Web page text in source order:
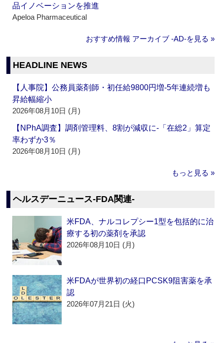
品イノベーションを推進
Apeloa Pharmaceutical
おすすめ情報 アーカイブ ‐AD‐を見る »
HEADLINE NEWS
【人事院】公務員薬剤師・初任給9800円増‐5年連続増も
昇給幅縮小
2026年08月10日 (月)
【NPhA調査】調剤管理料、8割が減収に‐「在総2」算定
率わずか3％
2026年08月10日 (月)
もっと見る »
ヘルスデーニュース‐FDA関連‐
米FDA、ナルコレプシー1型を包括的に治
療する初の薬剤を承認
2026年08月10日 (月)
米FDAが世界初の経口PCSK9阻害薬を承
認
2026年07月21日 (火)